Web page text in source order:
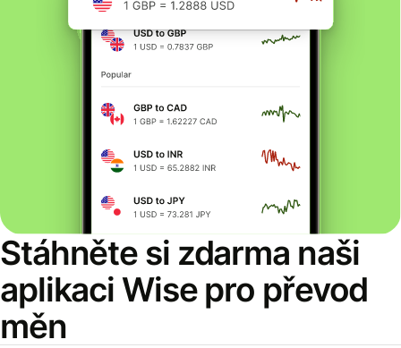
Stáhněte si zdarma naši
aplikaci Wise pro převod
měn